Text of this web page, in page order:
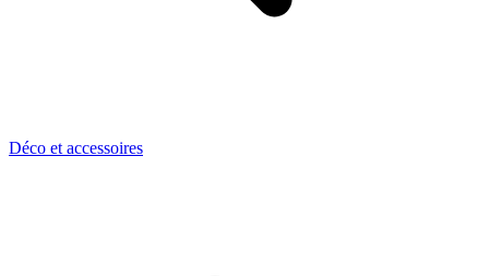
Déco et accessoires